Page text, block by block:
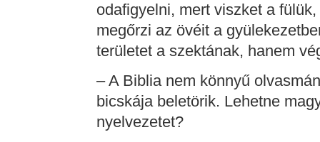
odafigyelni, mert viszket a
megőrzi az övéit a
területet a szektának, hanem
– A Biblia nem könnyű
bicskája beletörik. Lehetne
nyelvezetet?